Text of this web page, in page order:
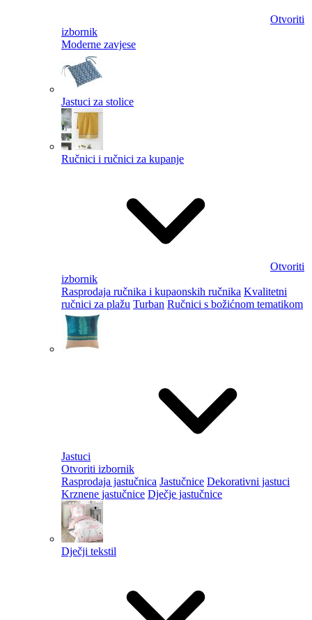
Otvoriti
izbornik
Moderne zavjese
Jastuci za stolice
Ručnici i ručnici za kupanje
Otvoriti
izbornik
Rasprodaja ručnika i kupaonskih ručnika Kvalitetni
ručnici za plažu Turban Ručnici s božićnom tematikom
Jastuci
Otvoriti izbornik
Rasprodaja jastučnica Jastučnice Dekorativni jastuci
Krznene jastučnice Dječje jastučnice
Dječji tekstil